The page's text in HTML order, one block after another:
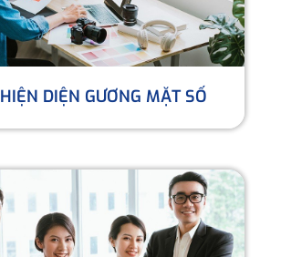
HIỆN DIỆN GƯƠNG MẶT SỐ